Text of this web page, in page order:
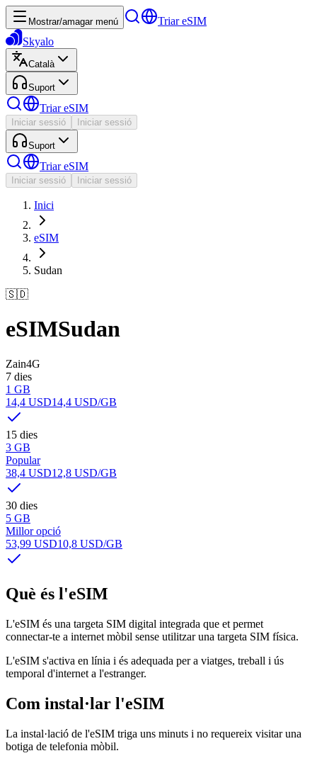
Mostrar/amagar menú
Triar eSIM
Skyalo
Català
Suport
Triar eSIM
Iniciar sessió Iniciar sessió
Suport
Triar eSIM
Iniciar sessió Iniciar sessió
Inici
eSIM
Sudan
🇸🇩
eSIMSudan
Zain4G
7 dies
1 GB
14,4 USD14,4 USD/GB
15 dies
3 GB
Popular
38,4 USD12,8 USD/GB
30 dies
5 GB
Millor opció
53,99 USD10,8 USD/GB
Què és l'eSIM
L'eSIM és una targeta SIM digital integrada que et permet
connectar-te a internet mòbil sense utilitzar una targeta SIM física.
L'eSIM s'activa en línia i és adequada per a viatges, treball i ús
temporal d'internet a l'estranger.
Com instal·lar l'eSIM
La instal·lació de l'eSIM triga uns minuts i no requereix visitar una
botiga de telefonia mòbil.